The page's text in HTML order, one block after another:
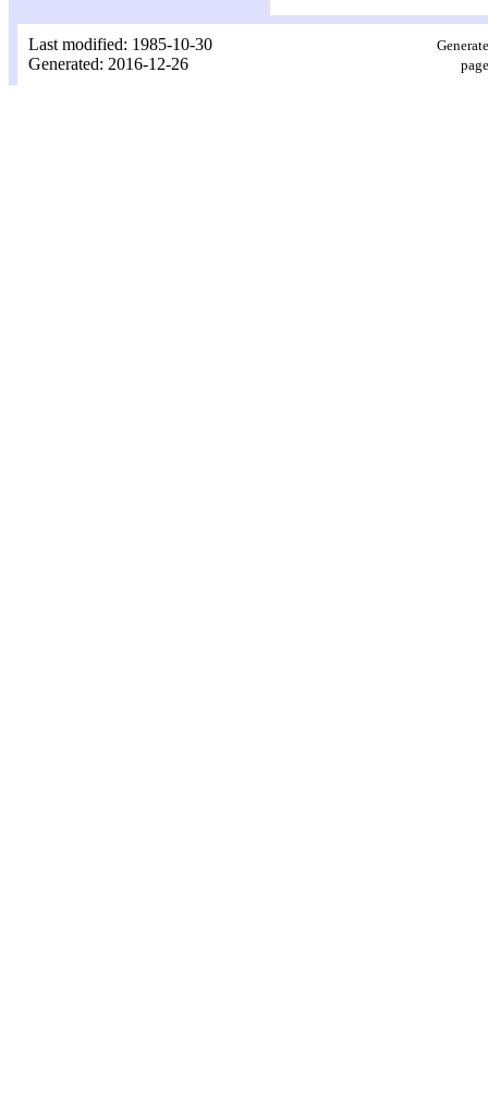
Last modified: 1985-10-30
Generated: 2016-12-26